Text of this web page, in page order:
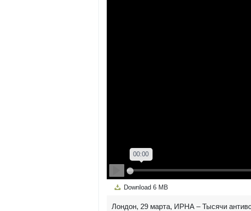
Play
Download 6 MB
Лондон, 29 марта, ИРНА – Тысячи